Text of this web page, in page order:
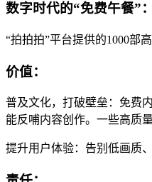
数字时代的“免费午餐”
“拍拍拍”平台提供的1000部
价值：
普及文化，打破壁垒：免费
能反哺内容创作。一些高质
提升用户体验：告别低画质